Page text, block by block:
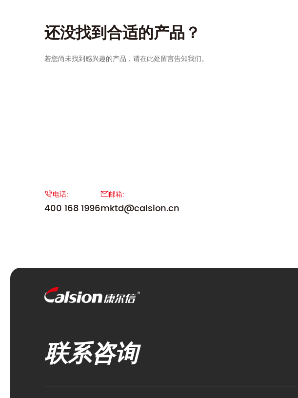
还没找到合适的产品？
若您尚未找到感兴趣的产品，请在此处留言告知我们。
电话:
400 168 1996
邮箱:
mktd@calsion.cn
联系咨询